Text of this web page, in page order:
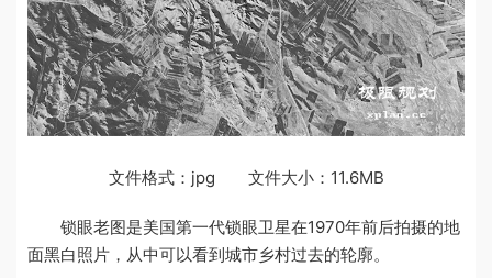
文件格式：jpg 文件大小：11.6MB
锁眼老图是美国第一代锁眼卫星在1970年前后拍摄的地
面黑白照片，从中可以看到城市乡村过去的轮廓。